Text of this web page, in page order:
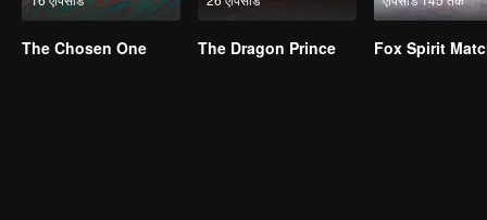
The Chosen One The Dragon Prince